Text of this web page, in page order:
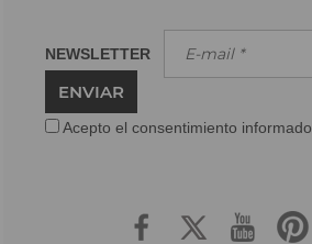
NEWSLETTER
ENVIAR
Acepto el consentimiento informado.